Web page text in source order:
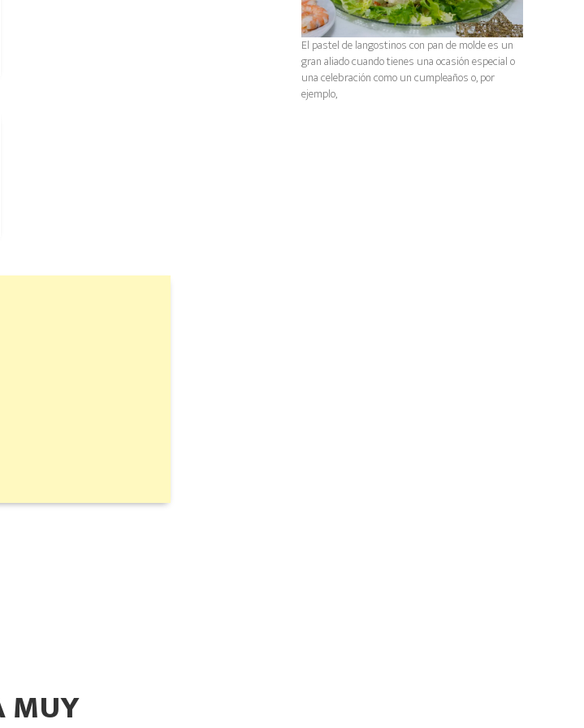
MUY
El pastel de langostinos con pan de molde es un
gran aliado cuando tienes una ocasión especial o
una celebración como un cumpleaños o, por
ejemplo,